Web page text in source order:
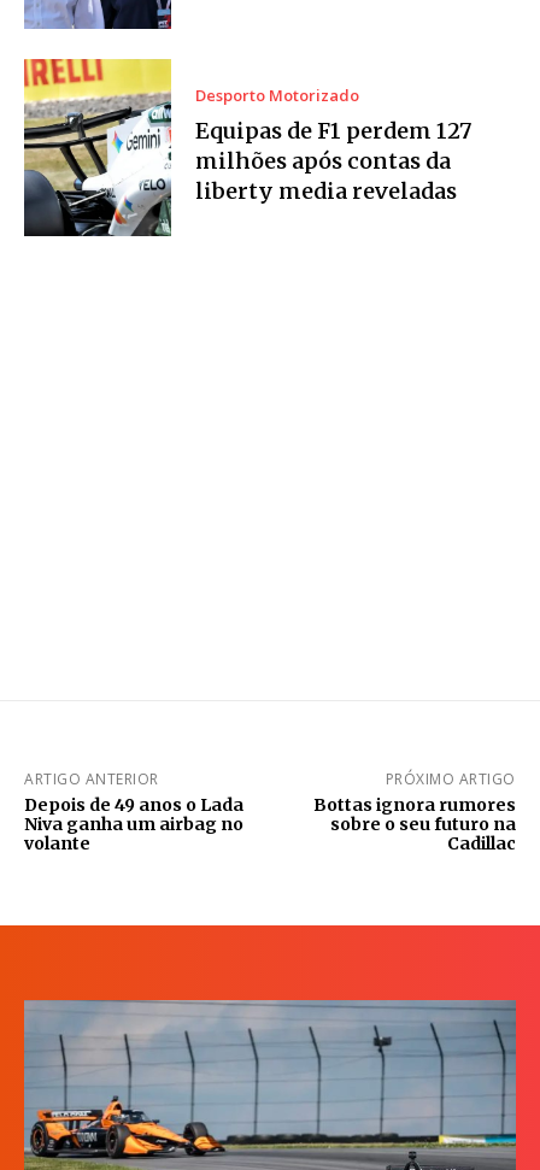
Desporto Motorizado
Equipas de F1 perdem 127
milhões após contas da
liberty media reveladas
ARTIGO ANTERIOR
Depois de 49 anos o Lada
Niva ganha um airbag no
volante
PRÓXIMO ARTIGO
Bottas ignora rumores
sobre o seu futuro na
Cadillac